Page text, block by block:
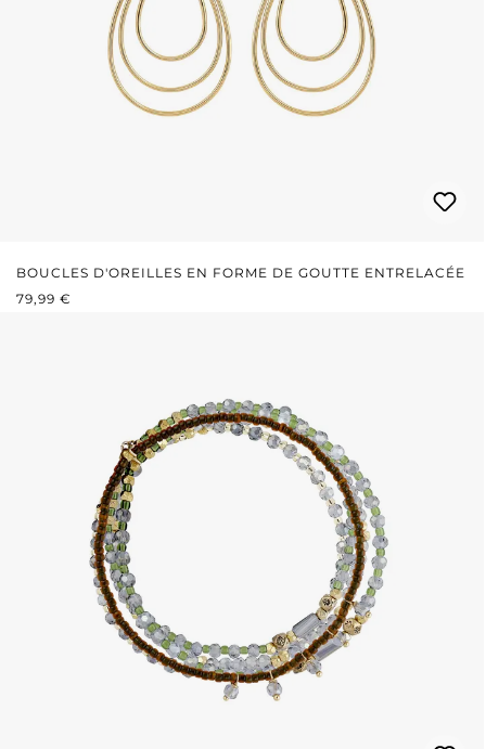
BOUCLES D'OREILLES EN FORME DE GOUTTE ENTRELACÉE
PRIX RÉGULIER :
79,99 €